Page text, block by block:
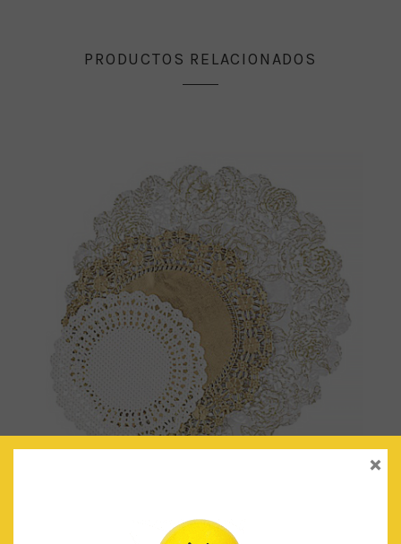
PRODUCTOS RELACIONADOS
BLONDAS DORADO/BLANCO
4.90 IVA Incluido
×